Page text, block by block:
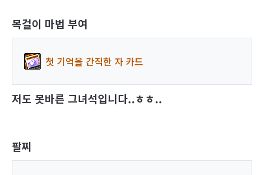
목걸이 마법 부여
첫 기억을 간직한 자 카드
저도 못바른 그녀석입니다..ㅎㅎ..
팔찌